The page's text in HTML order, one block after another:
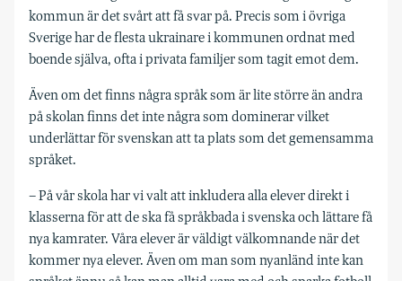
kommun är det svårt att få svar på. Precis som i övriga
Sverige har de flesta ukrainare i kommunen ordnat med
boende själva, ofta i privata familjer som tagit emot dem.
Även om det finns några språk som är lite större än andra
på skolan finns det inte några som dominerar vilket
underlättar för svenskan att ta plats som det gemensamma
språket.
– På vår skola har vi valt att inkludera alla elever direkt i
klasserna för att de ska få språkbada i svenska och lättare få
nya kamrater. Våra elever är väldigt välkomnande när det
kommer nya elever. Även om man som nyanländ inte kan